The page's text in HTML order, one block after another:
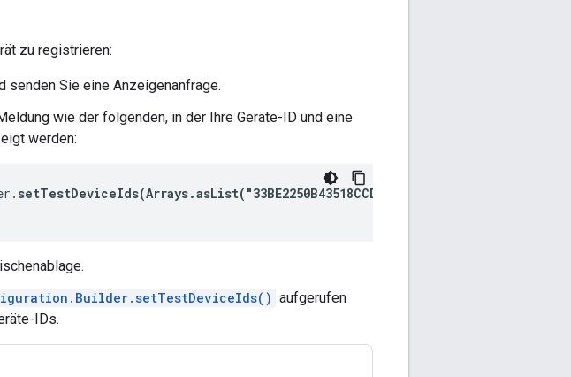
zu registrieren:
senden Sie eine Anzeigenanfrage.
wie der folgenden, in der Ihre Geräte-ID und eine
werden:
setTestDeviceIds(Arrays.asList("33BE2250B43518CCDA7DE426D04EE231"))
aufgerufen
IDs.